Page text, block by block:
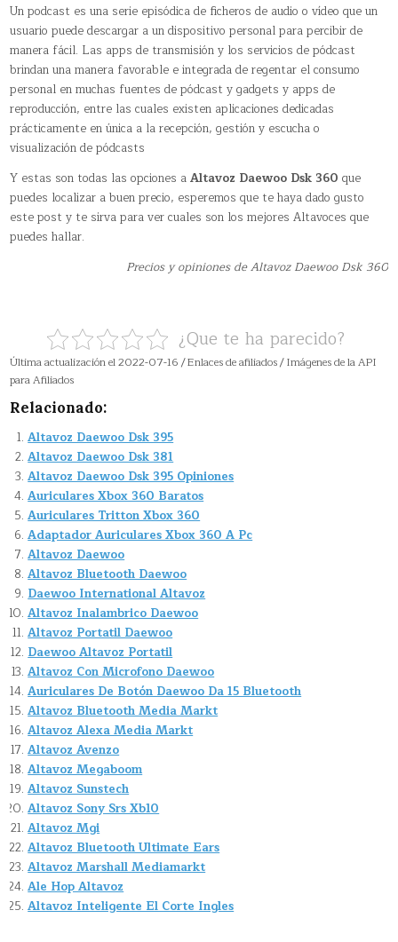
Un podcast​ es una serie episódica de ficheros de audio o vídeo que un
usuario puede descargar a un dispositivo personal para percibir de
manera fácil. Las apps de transmisión y los servicios de pódcast
brindan una manera favorable e integrada de regentar el consumo
personal en muchas fuentes de pódcast y gadgets y apps de
reproducción, entre las cuales existen aplicaciones dedicadas
prácticamente en única a la recepción, gestión y escucha o
visualización de pódcasts
Y estas son todas las opciones aAltavoz Daewoo Dsk 360 que
puedes localizar a buen precio, esperemos que te haya dado gusto
este post y te sirva para ver cuales son los mejores Altavoces que
puedes hallar.
Precios y opiniones de Altavoz Daewoo Dsk 360
¿Que te ha parecido?
Última actualización el 2022-07-16 / Enlaces de afiliados / Imágenes de la API
para Afiliados
Relacionado:
Altavoz Daewoo Dsk 395
Altavoz Daewoo Dsk 381
Altavoz Daewoo Dsk 395 Opiniones
Auriculares Xbox 360 Baratos
Auriculares Tritton Xbox 360
Adaptador Auriculares Xbox 360 A Pc
Altavoz Daewoo
Altavoz Bluetooth Daewoo
Daewoo International Altavoz
Altavoz Inalambrico Daewoo
Altavoz Portatil Daewoo
Daewoo Altavoz Portatil
Altavoz Con Microfono Daewoo
Auriculares De Botón Daewoo Da 15 Bluetooth
Altavoz Bluetooth Media Markt
Altavoz Alexa Media Markt
Altavoz Avenzo
Altavoz Megaboom
Altavoz Sunstech
Altavoz Sony Srs Xb10
Altavoz Mgi
Altavoz Bluetooth Ultimate Ears
Altavoz Marshall Mediamarkt
Ale Hop Altavoz
Altavoz Inteligente El Corte Ingles